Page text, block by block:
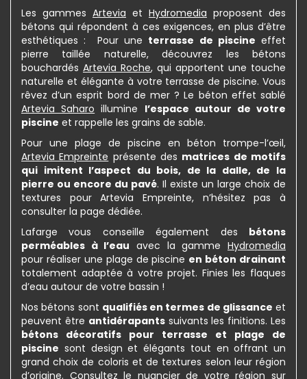
Les gammes Artevia et Hydromedia proposent des
bétons qui répondent à ces exigences, en plus d’être
esthétiques : Pour une terrasse de piscine effet
pierre taillée naturelle, découvrez les bétons
bouchardés Artevia Roche, qui apportent une touche
naturelle et élégante à votre terrasse de piscine. Vous
rêvez d’un esprit bord de mer ? Le béton effet sablé
Artevia Saharo illumine l’espace autour de votre
piscine et rappelle les grains de sable.
Pour une plage de piscine en béton trompe-l’œil,
Artevia Empreinte présente des matrices de motifs
qui imitent l’aspect du bois, de la dalle, de la
pierre ou encore du pavé. Il existe un large choix de
textures pour Artevia Empreinte, n’hésitez pas à
consulter la page dédiée.
Lafarge vous conseille également des bétons
perméables à l’eau avec la gammeHydromedia
pour réaliser une plage de piscine en béton drainant
totalement adaptée à votre projet. Finies les flaques
d’eau autour de votre bassin !
Nos bétons sont qualifiés en termes de glissance et
peuvent être antidérapantssuivants les finitions. Les
bétons décoratifs pour terrasse et plage de
piscine sont design et élégants tout en offrant un
grand choix de coloris et de textures selon leur région
d’origine. Consultez le nuancier de votre région sur